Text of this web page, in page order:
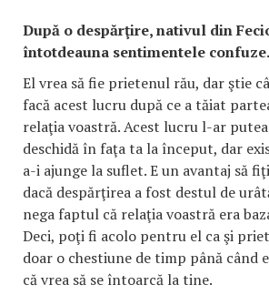
După o despărţire, nativul din
întotdeauna sentimentele confuze.
El vrea să fie prietenul rău, dar ştie
facă acest lucru după ce a tăiat
relaţia voastră. Acest lucru l-ar
deschidă în faţa ta la început, dar
a-i ajunge la suflet. E un avantaj să
dacă despărţirea a fost destul de
nega faptul că relaţia voastră era
Deci, poţi fi acolo pentru el ca şi
doar o chestiune de timp până când
că vrea să se întoarcă la tine.